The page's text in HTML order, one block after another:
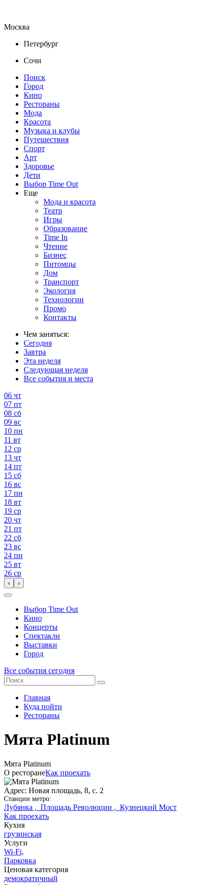
Москва
Петербург
Сочи
Поиск
Город
Кино
Рестораны
Мода
Красота
Музыка и клубы
Путешествия
Спорт
Арт
Здоровье
Дети
Выбор Time Out
Еще
Мода и красота
Театр
Игры
Образование
Time In
Чтение
Бизнес
Питомцы
Дом
Транспорт
Экология
Технологии
Промо
Контакты
Чем заняться:
Сегодня
Завтра
Эта неделя
Следующая неделя
Все события и места
06 чт
07 пт
08 сб
09 вс
10 пн
11 вт
12 ср
13 чт
14 пт
15 сб
16 вс
17 пн
18 вт
19 ср
20 чт
21 пт
22 сб
23 вс
24 пн
25 вт
26 ср
‹ ›
Выбор Time Out
Кино
Концерты
Спектакли
Выставки
Город
Все события сегодня
Главная
Куда пойти
Рестораны
Мята Platinum
Мята Platinum
О ресторанеКак проехать
Адрес: Новая площадь, 8, с. 2
Станции метро:
Лубянка , Площадь Революции , Кузнецкий Мост
Как проехать
Кухня
грузинская
Услуги
Wi-Fi,
Парковка
Ценовая категория
демократичный